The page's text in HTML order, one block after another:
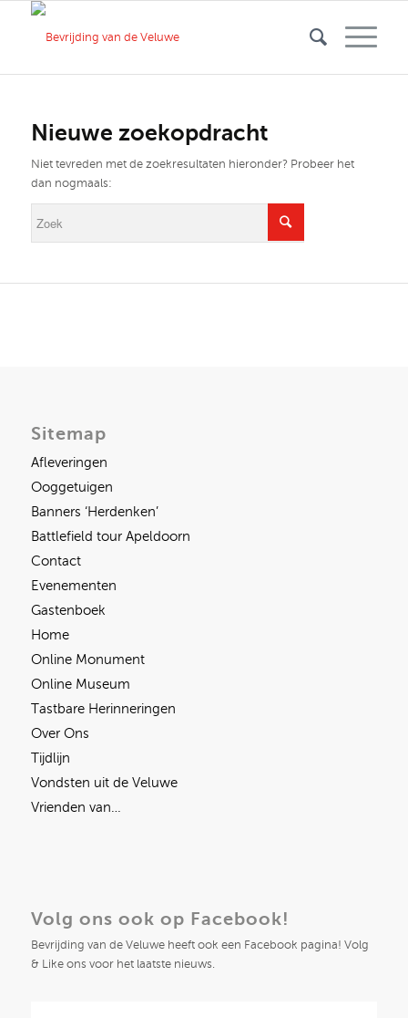
Nieuwe zoekopdracht
Niet tevreden met de zoekresultaten hieronder? Probeer het
dan nogmaals:
Sitemap
Afleveringen
Ooggetuigen
Banners ‘Herdenken’
Battlefield tour Apeldoorn
Contact
Evenementen
Gastenboek
Home
Online Monument
Online Museum
Tastbare Herinneringen
Over Ons
Tijdlijn
Vondsten uit de Veluwe
Vrienden van…
Volg ons ook op Facebook!
Bevrijding van de Veluwe heeft ook een Facebook pagina! Volg
& Like ons voor het laatste nieuws.